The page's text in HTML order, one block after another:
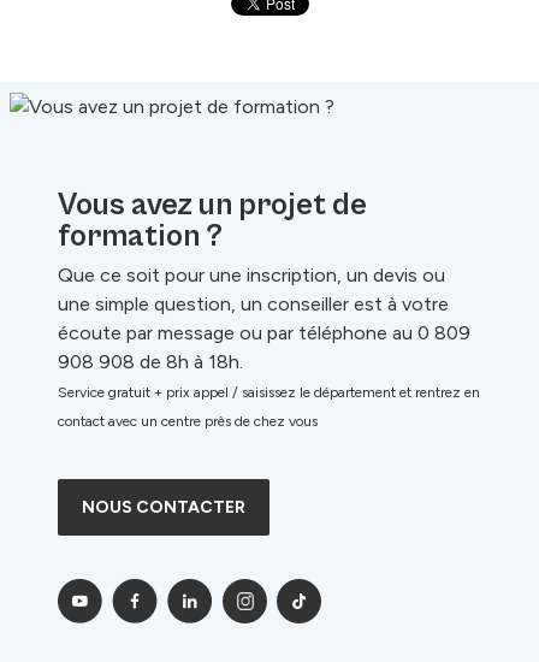
Vous avez un projet de
formation ?
Que ce soit pour une inscription, un devis ou
une simple question, un conseiller est à votre
écoute par message ou par téléphone au 0 809
908 908 de 8h à 18h.
Service gratuit + prix appel / saisissez le département et rentrez en
contact avec un centre près de chez vous
NOUS CONTACTER